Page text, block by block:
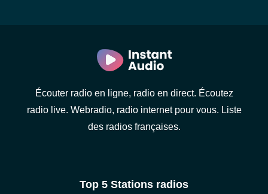
Écouter radio en ligne, radio en direct. Écoutez
radio live. Webradio, radio internet pour vous. Liste
des radios françaises.
Top 5 Stations radios